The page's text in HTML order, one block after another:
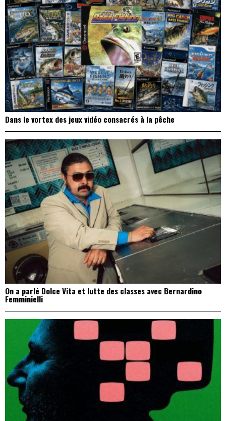
Dans le vortex des jeux vidéo consacrés à la pêche
On a parlé Dolce Vita et lutte des classes avec Bernardino
Femminielli